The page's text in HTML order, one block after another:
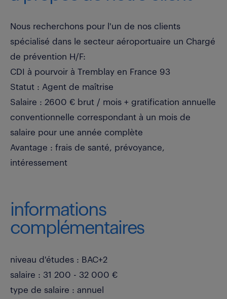
Nous recherchons pour l'un de nos clients
spécialisé dans le secteur aéroportuaire un Chargé
de prévention H/F:
CDI à pourvoir à Tremblay en France 93
Statut : Agent de maîtrise
Salaire : 2600 € brut / mois + gratification annuelle
conventionnelle correspondant à un mois de
salaire pour une année complète
Avantage : frais de santé, prévoyance,
intéressement
informations
complémentaires
niveau d'études : BAC+2
salaire : 31 200 - 32 000 €
type de salaire : annuel